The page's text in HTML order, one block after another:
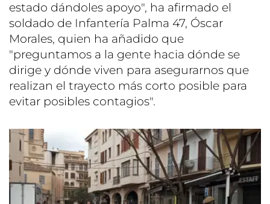
estado dándoles apoyo", ha afirmado el
soldado de Infantería Palma 47, Óscar
Morales, quien ha añadido que
"preguntamos a la gente hacia dónde se
dirige y dónde viven para asegurarnos que
realizan el trayecto más corto posible para
evitar posibles contagios".